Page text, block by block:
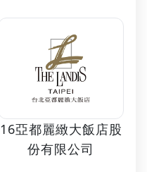
16亞都麗緻大飯店股
份有限公司